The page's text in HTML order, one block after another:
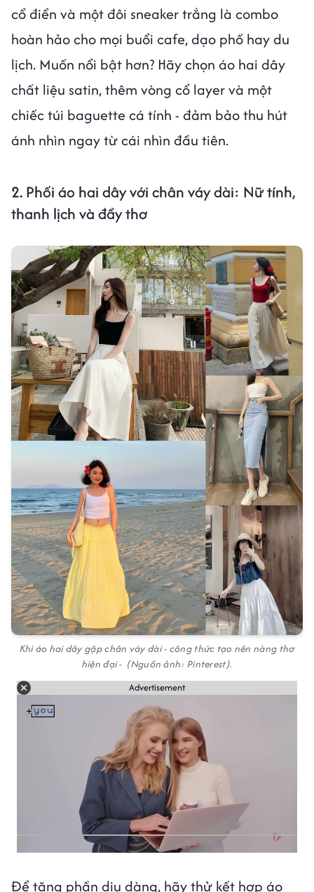
cổ điển và một đôi sneaker trắng là combo
hoàn hảo cho mọi buổi cafe, dạo phố hay du
lịch. Muốn nổi bật hơn? Hãy chọn áo hai dây
chất liệu satin, thêm vòng cổ layer và một
chiếc túi baguette cá tính - đảm bảo thu hút
ánh nhìn ngay từ cái nhìn đầu tiên.
2.Phối áo hai dây với chân váy dài: Nữ tính,
thanh lịch và đầy thơ
Khi áo hai dây gặp chân váy dài - công thức tạo nên nàng thơ
hiện đại - (Nguồn ảnh: Pinterest).
Advertisement
Để tăng phần dịu dàng, hãy thử kết hợp áo